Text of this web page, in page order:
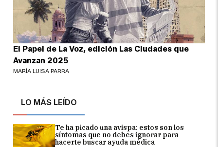
LO MÁS LEÍDO
Te ha picado una avispa: estos son los
síntomas que no debes ignorar para
hacerte buscar ayuda médica
El Papel de La Voz, edición Las Ciudades que
Avanzan 2025
MARÍA LUISA PARRA